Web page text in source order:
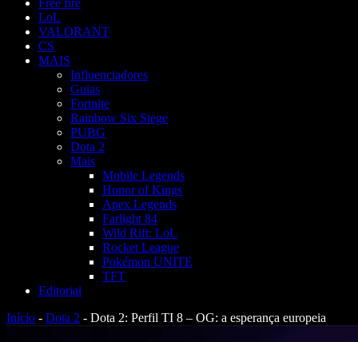
Free fire
LoL
VALORANT
CS
MAIS
Influenciadores
Guias
Fortnite
Rainbow Six Siege
PUBG
Dota 2
Mais
Mobile Legends
Honor of Kings
Apex Legends
Farlight 84
Wild Rift: LoL
Rocket League
Pokémon UNITE
TFT
Editorial
Início - Dota 2 - Dota 2: Perfil TI 8 – OG: a esperança europeia